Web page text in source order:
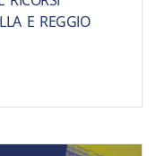
E REGGIO